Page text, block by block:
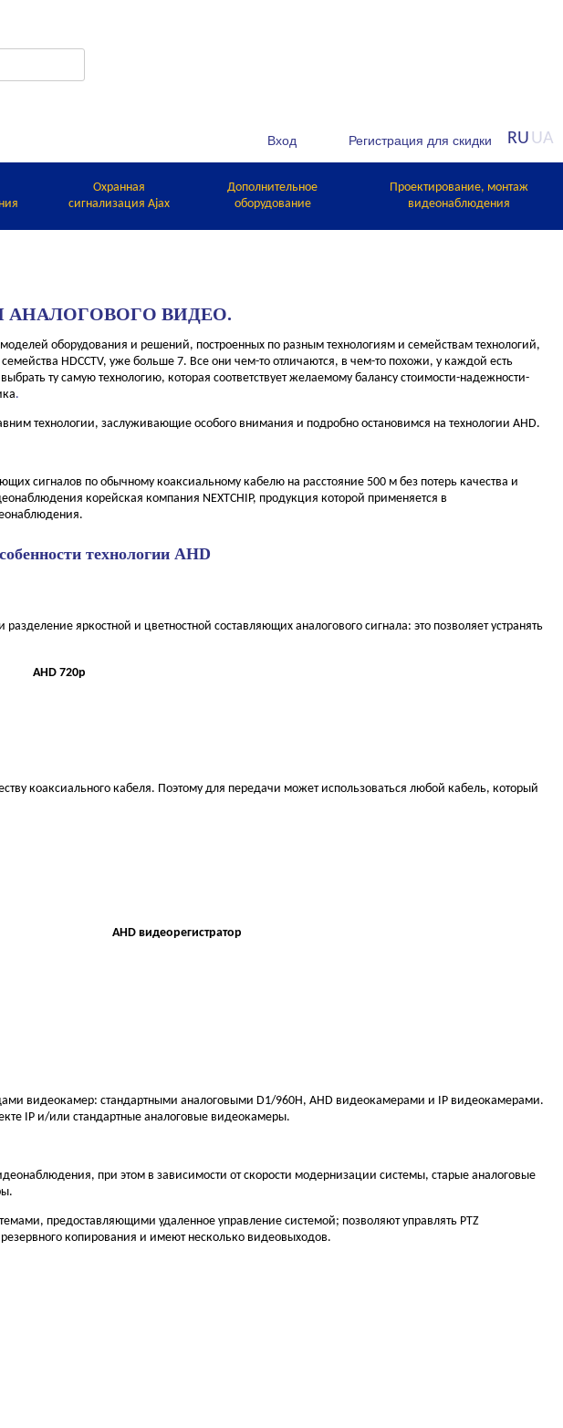
RU UA
Охранная
сигнализация Ajax
Дополнительное
оборудование
Проектирование, монтаж
видеонаблюдения
АНАЛОГОВОГО ВИДЕО.
оборудования и решений, построенных по разным технологиям и семействам технологий,
HDCCTV, уже больше 7. Все они чем-то отличаются, в чем-то похожи, у каждой есть
ту самую технологию, которая соответствует желаемому балансу стоимости-надежности-
.
технологии, заслуживающие особого внимания и подробно остановимся на технологии AHD.
сигналов по обычному коаксиальному кабелю на расстояние 500 м без потерь качества и
корейская компания NEXTCHIP, продукция которой применяется в
технологии AHD
яркостной и цветностной составляющих аналогового сигнала: это позволяет устранять
AHD 720p
коаксиального кабеля. Поэтому для передачи может использоваться любой кабель, который
AHD видеорегистратор
видеокамер: стандартными аналоговыми D1/960H, AHD видеокамерами и IP видеокамерами.
IP и/или стандартные аналоговые видеокамеры.
при этом в зависимости от скорости модернизации системы, старые аналоговые
предоставляющими удаленное управление системой; позволяют управлять PTZ
копирования и имеют несколько видеовыходов.